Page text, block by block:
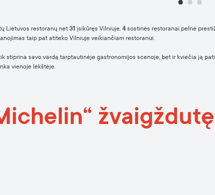
Lietuvos restoranų net 31 įsikūręs Vilniuje. 4 sostinės restoranai pelnė
taip pat atiteko Vilniuje veikiančiam restoranui.
stiprina savo vardą tarptautinėje gastronomijos scenoje, bet ir kviečia ją
vienoje lėkštėje.